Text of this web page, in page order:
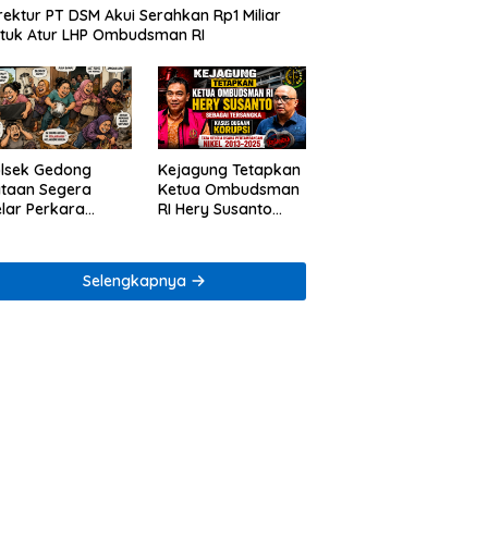
PT DSM Akui Serahkan Rp1 Miliar
Atur LHP Ombudsman RI
Gedong
Segera
Perkara
Lumbirejo
Kejagung Tetapkan
Ketua Ombudsman
RI Hery Susanto
Tata Kelola
Tambang Nikel
Selengkapnya